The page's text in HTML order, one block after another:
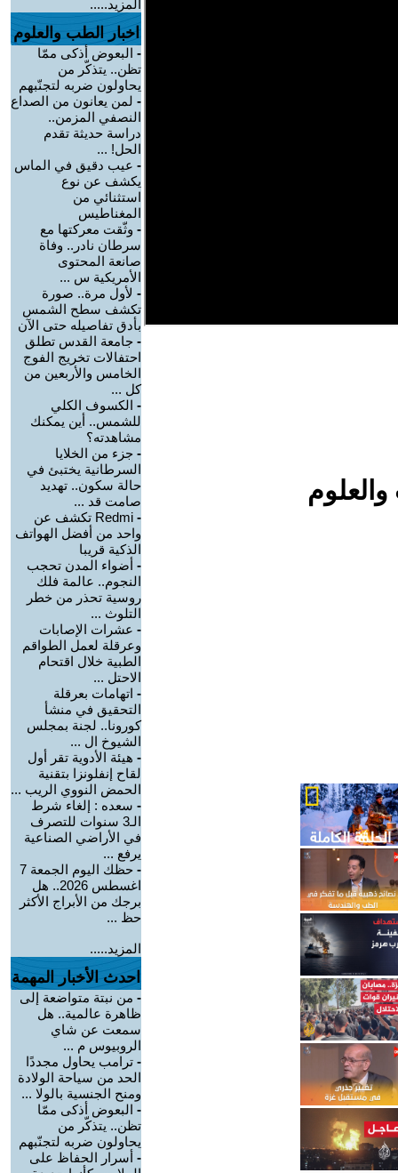
المزيد.....
اخبار الطب والعلوم
- البعوض أذكى ممّا
تظن.. يتذكّر من
يحاولون ضربه لتجنّبهم
- لمن يعانون من الصداع
النصفي المزمن..
دراسة حديثة تقدم
الحل! ...
- عيب دقيق في الماس
يكشف عن نوع
استثنائي من
المغناطيس
- وثّقت معركتها مع
سرطان نادر.. وفاة
صانعة المحتوى
الأمريكية س ...
- لأول مرة.. صورة
تكشف سطح الشمس
بأدق تفاصيله حتى الآن
- جامعة القدس تطلق
احتفالات تخريج الفوج
الخامس والأربعين من
كل ...
- الكسوف الكلي
للشمس.. أين يمكنك
مشاهدته؟
- جزء من الخلايا
السرطانية يختبئ في
حالة سكون.. تهديد
صامت قد ...
-
Redmi تكشف عن
واحد من أفضل الهواتف
الذكية قريبا
- أضواء المدن تحجب
النجوم.. عالمة فلك
روسية تحذر من خطر
التلوث ...
- عشرات الإصابات
وعرقلة لعمل الطواقم
الطبية خلال اقتحام
الاحتل ...
- اتهامات بعرقلة
التحقيق في منشأ
كورونا.. لجنة بمجلس
الشيوخ ال ...
- هيئة الأدوية تقر أول
لقاح إنفلونزا بتقنية
الحمض النووي الريب ...
- سعده : إلغاء شرط
الـ3 سنوات للتصرف
في الأراضي الصناعية
يرفع ...
-
حظك اليوم الجمعة 7
اغسطس 2026.. هل
برجك من الأبراج الأكثر
حظ ...
المزيد.....
احدث الأخبار المهمة
- من نبتة متواضعة إلى
ظاهرة عالمية.. هل
سمعت عن شاي
الروبيوس م ...
- ترامب يحاول مجددًا
الحد من سياحة الولادة
ومنح الجنسية بالولا ...
- البعوض أذكى ممّا
تظن.. يتذكّر من
يحاولون ضربه لتجنّبهم
- أسرار الحفاظ على